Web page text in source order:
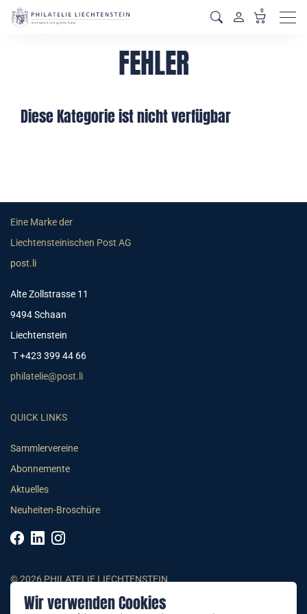
Wir verwenden Cookies
0
FEHLER
Diese Kategorie ist nicht verfügbar
Eine Marke der
Liechtensteinischen Post AG
post.li
Alte Zollstrasse 11
9494 Schaan
Liechtenstein
T +423 399 44 66
philatelie@post.li
QUICK LINKS
Sammlervereine
Abonnemente
Aktuelles
Neuheiten-Broschüre
© 2026 PHILATELIE LIECHTENSTEIN
AGB